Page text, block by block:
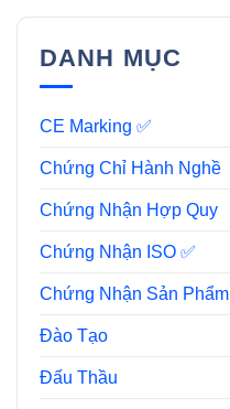
DANH MỤC
CE Marking ✅
Chứng Chỉ Hành Nghề
Chứng Nhận Hợp Quy
Chứng Nhận ISO ✅
Chứng Nhận Sản Phẩm
Đào Tạo
Đấu Thầu